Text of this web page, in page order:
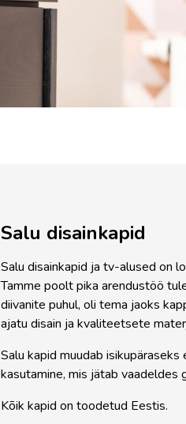
Salu disainkapid
Salu disainkapid ja tv-alused on
Tamme poolt pika arendustöö
diivanite puhul, oli tema jaoks
ajatu disain ja kvaliteetsete
Salu kapid muudab
kasutamine, mis jätab vaadeldes
Kõik kapid on toodetud Eestis.